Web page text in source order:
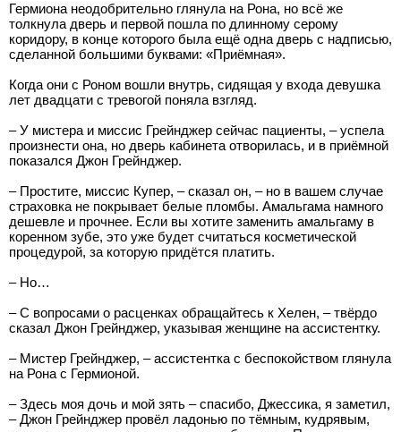
Гермиона неодобрительно глянула на Рона, но всё же
толкнула дверь и первой пошла по длинному серому
коридору, в конце которого была ещё одна дверь с надписью,
сделанной большими буквами: «Приёмная».
Когда они с Роном вошли внутрь, сидящая у входа девушка
лет двадцати с тревогой поняла взгляд.
– У мистера и миссис Грейнджер сейчас пациенты, – успела
произнести она, но дверь кабинета отворилась, и в приёмной
показался Джон Грейнджер.
– Простите, миссис Купер, – сказал он, – но в вашем случае
страховка не покрывает белые пломбы. Амальгама намного
дешевле и прочнее. Если вы хотите заменить амальгаму в
коренном зубе, это уже будет считаться косметической
процедурой, за которую придётся платить.
– Но…
– С вопросами о расценках обращайтесь к Хелен, – твёрдо
сказал Джон Грейнджер, указывая женщине на ассистентку.
– Мистер Грейнджер, – ассистентка с беспокойством глянула
на Рона с Гермионой.
– Здесь моя дочь и мой зять – спасибо, Джессика, я заметил,
– Джон Грейнджер провёл ладонью по тёмным, кудрявым,